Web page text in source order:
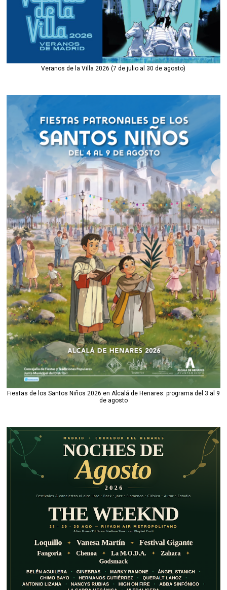
Veranos de la Villa 2026 (7 de julio al 30 de agosto)
Fiestas de los Santos Niños 2026 en Alcalá de Henares: programa del 3 al 9
de agosto